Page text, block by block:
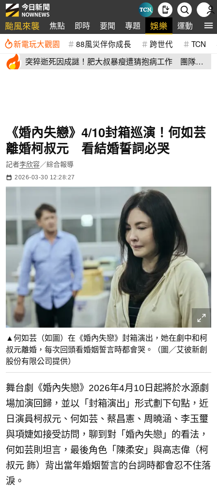
颱風來襲 焦點 即時 要聞 專題 娛樂 運動 全
新電玩大觀園 88風災伴你成長 跨世代 TCN
突猝逝死因成謎！肥大叔暴瘦遭猜抱病工作 團隊宣
《婚內失戀》4/10封箱巡演！何如芸
離婚柯叔元 看結婚誓詞必哭
記者李欣容／綜合報導
2026-03-30 12:28:27
▲何如芸（如圖）在《婚內失戀》封箱演出，她在劇中和柯
叔元離婚，每次回頭看婚姻誓言時都會哭。（圖／艾彼新創
股份有限公司提供）
舞台劇《婚內失戀》2026年4月10日起將於水源劇
場加演回歸，並以「封箱演出」 形式劃下句點，近
日演員柯叔元、何如芸、蔡昌憲、周曉涵、 李玉璽
與項婕如接受訪問，聊到對「婚內失戀」的看法，
何如芸則坦言，最後角色「陳柔安」與⾼志偉（柯
叔元 飾）背出當年婚姻誓言的台詞時都會忍不住落
淚。